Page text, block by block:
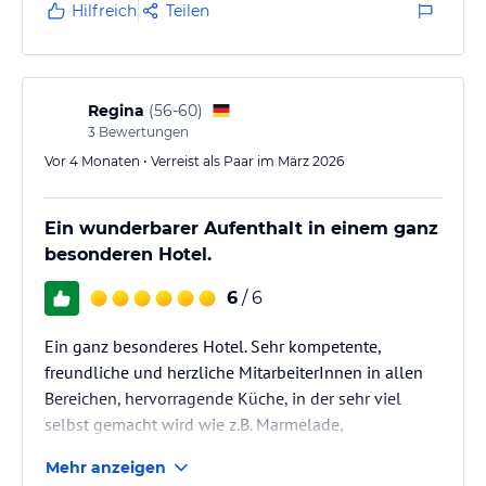
Hilfreich Teilen
Regina (56-60)
3 Bewertungen
Vor 4 Monaten • Verreist als Paar im März 2026
Ein wunderbarer Aufenthalt in einem ganz
besonderen Hotel.
6 / 6
Ein ganz besonderes Hotel. Sehr kompetente,
freundliche und herzliche MitarbeiterInnen in allen
Bereichen, hervorragende Küche, in der sehr viel
selbst gemacht wird wie z.B. Marmelade,
sehr nachhaltig orientiert.
Mehr anzeigen